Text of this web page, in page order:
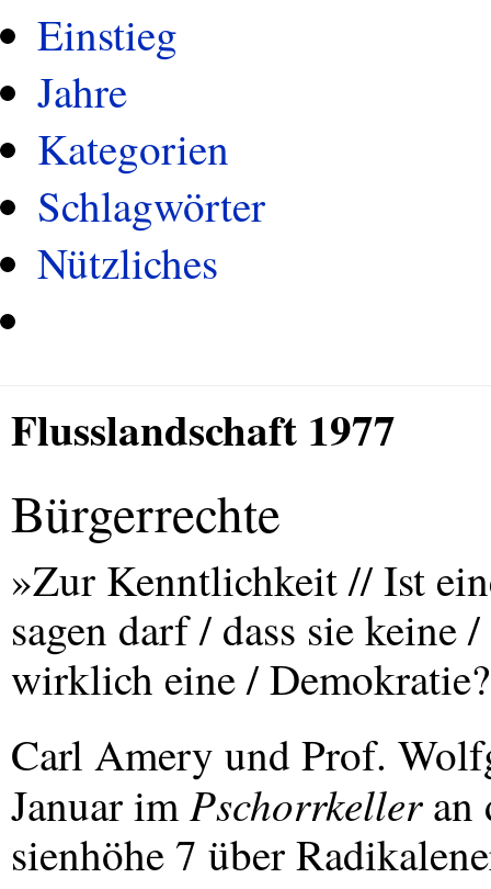
Einstieg
Jahre
Kategorien
Schlagwörter
Nützliches
Flusslandschaft 1977
Bürgerrechte
»Zur Kenntlichkeit // Ist
sagen darf / dass sie
wirklich eine /
Carl Amery und Prof.
Januar imPschorrkelleran
sienhöhe 7 über